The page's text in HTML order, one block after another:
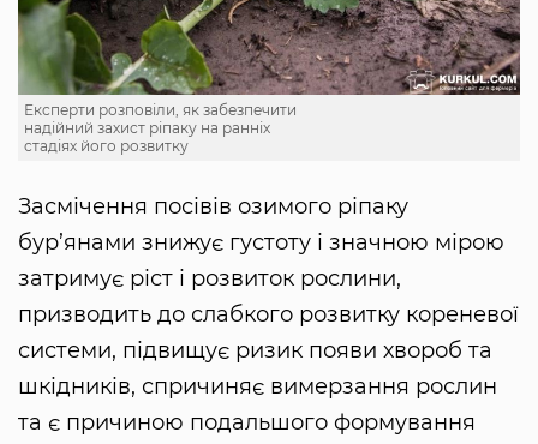
Експерти розповіли, як забезпечити
надійний захист ріпаку на ранніх
стадіях його розвитку
Засмічення посівів озимого ріпаку
бур’янами знижує густоту і значною мірою
затримує ріст і розвиток рослини,
призводить до слабкого розвитку кореневої
системи, підвищує ризик появи хвороб та
шкідників, спричиняє вимерзання рослин
та є причиною подальшого формування